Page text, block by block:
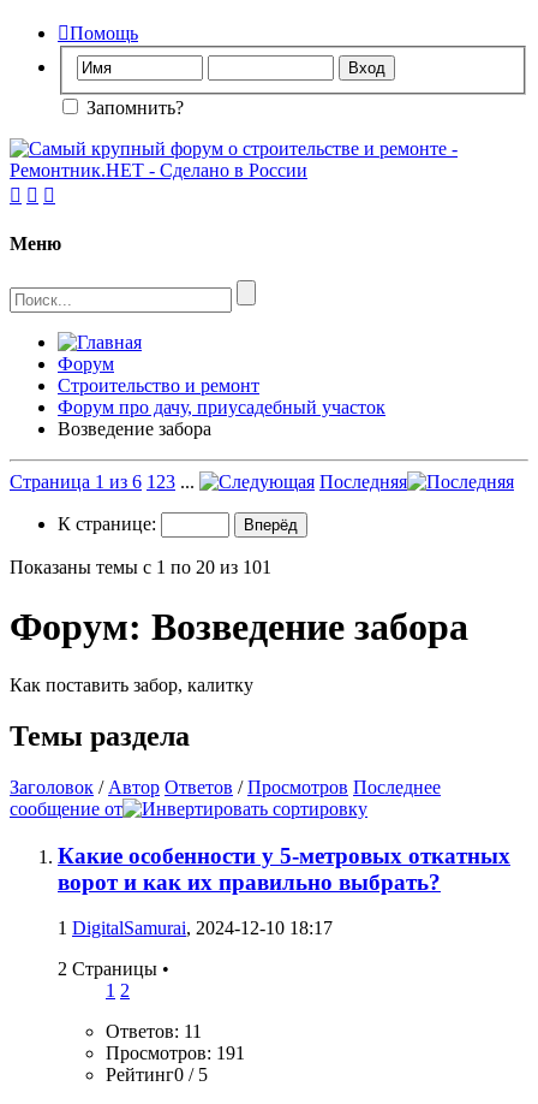
Помощь
Запомнить?
  
Меню
Форум
Строительство и ремонт
Форум про дачу, приусадебный участок
Возведение забора
Страница 1 из 6 1 23 ... Последняя
К странице:
Показаны темы с 1 по 20 из 101
Форум: Возведение забора
Как поставить забор, калитку
Темы раздела
Заголовок / Автор Ответов /Просмотров Последнее
сообщение от
Какие особенности у 5-метровых откатных
ворот и как их правильно выбрать?
1 DigitalSamurai, 2024-12-10 18:17
2 Страницы •
1 2
Ответов: 11
Просмотров: 191
Рейтинг0 / 5